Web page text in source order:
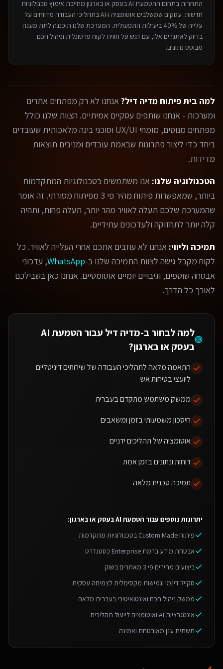
התחרות בתחום ההטמעת AI בעסק או בארגון
מחייבת אימוץ טכנולוגיות
חדשות. עסקים שמשלבים אוטומציה ו-AI בתהליכי העבודה מדווחים על
עלייה של 40% ביעילות התפעולית. המערכת שלנו תוכננה לתת מענה
בדיוק לאתגרים אלו, עם דגש על חווית לקוח פרסונלית וניהול חכם
מבוסס נתונים.
למה בית פיתוח מדיה דיל?אנחנו לא רק מפתחים אתרים
ומערכות - אנחנו שותפים עסקיים אמיתיים. הצוות שלנו כולל
מפתחים מנוסים, מומחי UX/UI וסוכני בינה מלאכותית שעובדים
ביחד כדי ליצור פתרונות שבאמת עובדים ומניבים תוצאות
מדידות.
הטכנולוגיה שלנו: אנו משתמשים בטכנולוגיות המתקדמות
ביותר, שמאפשרות פיתוח מהיר פי 3 מפיתוח מסורתי. זה אומר
שהמערכת שלכם תעלה לאוויר מהר יותר, תעלה פחות, ותהיה
קלה יותר לתחזוקה ולעדכונים עתידיים.
תמיכה וליווי: אנחנו לא עוזבים אתכם אחרי העלייה לאוויר. כל
לקוח מקבל גישה לצוות התמיכה שלנו ב-WhatsApp, עדכוני
אבטחה שוטפים, וגיבויים יומיים אוטומטיים. אנחנו כאן בשבילכם
לאורך כל הדרך.
למה לבחור ב-מדיה דיל עבור
הטמעת AI
בעסק או בארגון?
התאמה מלאה לתהליכי העבודה של שירותים דיגיטליים
ליועצי בטיחות אש
ממשק משתמש מתקדם בעברית
חיסכון משמעותי בזמן ומשאבים
אוטומציה של תהליכים ידניים
דוחות ונתונים בזמן אמת
תמיכה טכנית מלאה
יתרונות נוספים עבור הטמעת AI בעסק או בארגון
:
פיתוח Custom Made בטכנולוגיות מתקדמות
אבטחת מידע ברמת Enterprise כסטנדרט
ביצועים מהירים פי 3 מאתרים בשוק
סקייל דינמי וגמישות מקסימלית לצמיחה עסקית
ממשק ניהול חכם ואינטואיטיבי בעברית מלאה
אינטגרציות AI ואוטומציה לייעול תהליכים
תשתית ענן מאובטחת ואמינה